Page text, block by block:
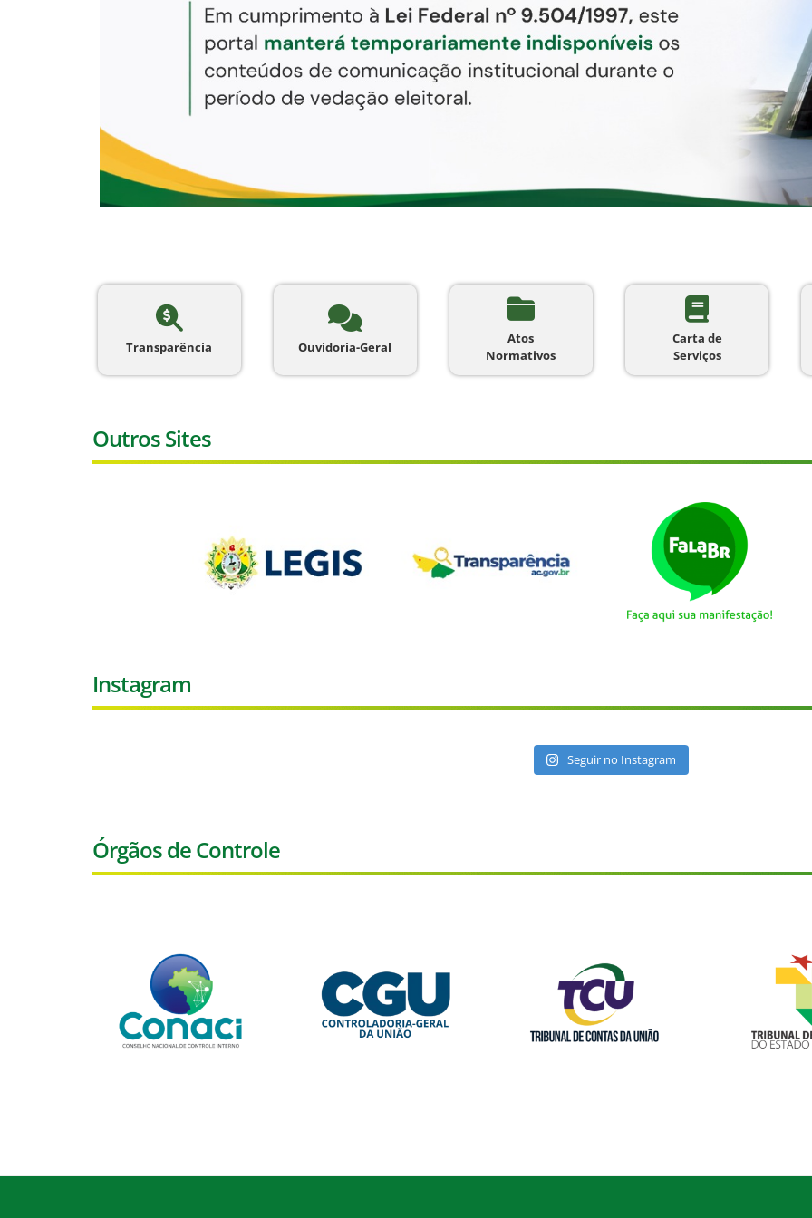
Transparência Ouvidoria-Geral
Atos
Normativos
Carta de
Serviços
Outros Sites
Instagram
Seguir no Instagram
Órgãos de Controle